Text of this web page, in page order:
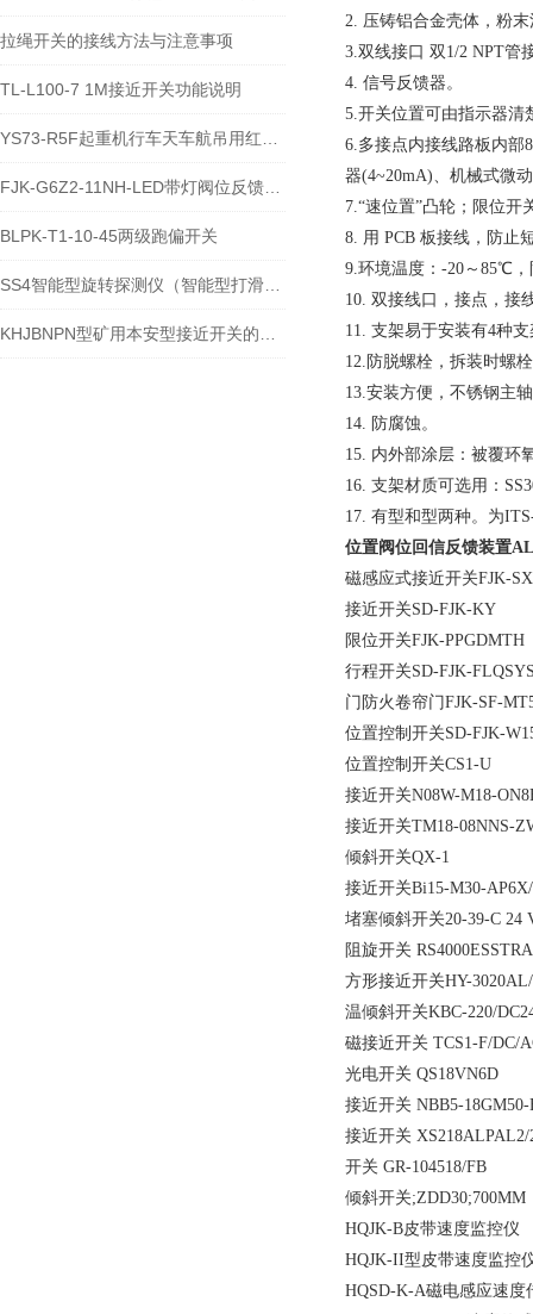
拉绳开关的接线方法与注意事项
TL-L100-7 1M接近开关功能说明
BLPK-T1-10-45两级跑偏开关
2. 压铸铝合金壳体，粉
3.双线接口 双1/2 NPT管
4. 信号反馈器。
5.开关位置可由指示器清
6.多接点内接线路板内部
器(4~20mA)、机械式微
7.“速位置”凸轮；限位
8. 用 PCB 板接线，防止
9.环境温度：-20～85℃，
10. 双接线口，接点，接
11. 支架易于安装有4种
12.防脱螺栓，拆装时螺
13.安装方便，不锈钢主
14. 防腐蚀。
15. 内外部涂层：被覆环
16. 支架材质可选用：
17. 有型和型两种。为
位置阀位回信反馈装置
磁感应式接近开关FJK-
接近开关SD-FJK-KY
限位开关FJK-PPGDMTH
行程开关SD-FJK-
门防火卷帘门FJK-SF-
位置控制开关SD-FJK-
位置控制开关CS1-U
接近开关N08W-M18-
接近开关TM18-08NNS-
倾斜开关QX-1
接近开关Bi15-M30-
堵塞倾斜开关20-39-C
阻旋开关
方形接近开关HY-
温倾斜开关KBC-220/
磁接近开关 TCS1-F/DC/
光电开关 QS18VN6D
接近开关 NBB5-18GM50-
接近开关 XS218ALPAL2/
开关 GR-104518/FB
倾斜开关;ZDD30;700MM
HQJK-B皮带速度监控仪
HQJK-II型皮带速度监控
HQSD-K-A磁电感应速度